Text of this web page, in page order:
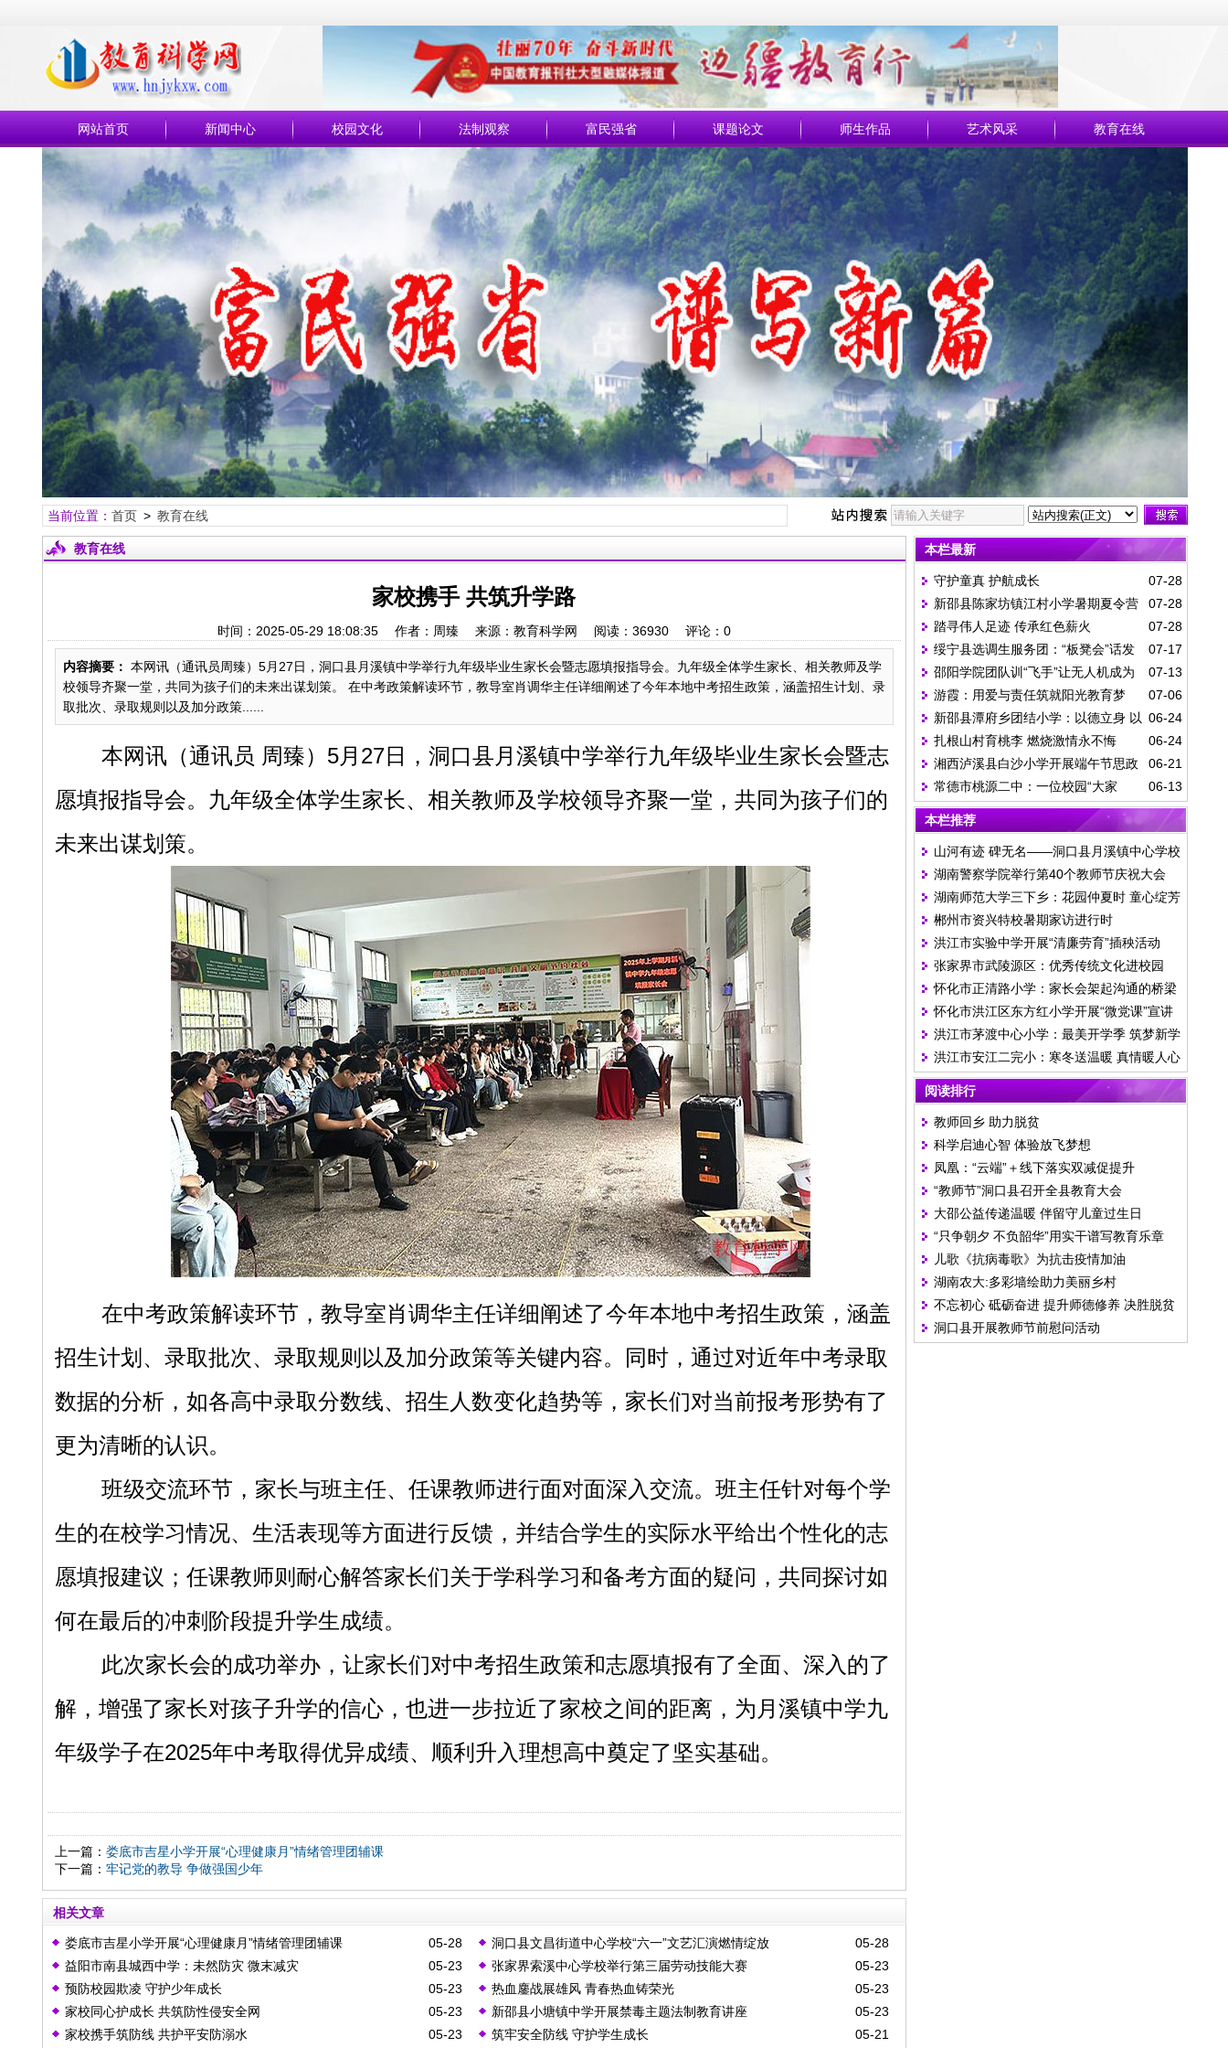
网站首页 新闻中心 校园文化 法制观察 富民强省 课题论文 师生作品 艺术风采 教育在线
当前位置： 首页> 教育在线
教育在线
家校携手 共筑升学路
时间：2025-05-29 18:08:35 作者：周臻 来源：教育科学网 阅读： 36930评论： 0
内容摘要： 本网讯（通讯员周臻）5月27日，洞口县月溪镇中学举行九年级毕业生家长会暨志愿填报指导会。九年级全体学生家长、相关教师及学
校领导齐聚一堂，共同为孩子们的未来出谋划策。 在中考政策解读环节，教导室肖调华主任详细阐述了今年本地中考招生政策，涵盖招生计划、录
取批次、录取规则以及加分政策......
本网讯（通讯员 周臻） 5月27日，洞口县月溪镇中学举行九年级毕业生家长会暨志
愿填报指导会。九年级全体学生家长、相关教师及学校领导齐聚一堂，共同为孩子们的
未来出谋划策。
在中考政策解读环节，教导室肖调华主任详细阐述了今年本地中考招生政策，涵盖
招生计划、录取批次、录取规则以及加分政策等关键内容。同时，通过对近年中考录取
数据的分析，如各高中录取分数线、招生人数变化趋势等，家长们对当前报考形势有了
更为清晰的认识。
班级交流环节，家长与班主任、任课教师进行面对面深入交流。班主任针对每个学
生的在校学习情况、生活表现等方面进行反馈，并结合学生的实际水平给出个性化的志
愿填报建议；任课教师则耐心解答家长们关于学科学习和备考方面的疑问，共同探讨如
何在最后的冲刺阶段提升学生成绩。
此次家长会的成功举办，让家长们对中考招生政策和志愿填报有了全面、深入的了
解，增强了家长对孩子升学的信心，也进一步拉近了家校之间的距离，为月溪镇中学九
年级学子在2025年中考取得优异成绩、顺利升入理想高中奠定了坚实基础。
上一篇： 娄底市吉星小学开展“心理健康月”情绪管理团辅课
下一篇： 牢记党的教导 争做强国少年
相关文章
05-28
娄底市吉星小学开展“心理健康月”情绪管理团辅课 05-28
洞口县文昌街道中心学校“六一”文艺汇演燃情绽放
05-23
益阳市南县城西中学：未然防灾 微末减灾 05-23
张家界索溪中心学校举行第三届劳动技能大赛
05-23
预防校园欺凌 守护少年成长 05-23
热血鏖战展雄风 青春热血铸荣光
05-23
家校同心护成长 共筑防性侵安全网 05-23
新邵县小塘镇中学开展禁毒主题法制教育讲座
05-23
家校携手筑防线 共护平安防溺水 05-21
筑牢安全防线 守护学生成长
本栏最新
07-28
守护童真 护航成长
07-28
新邵县陈家坊镇江村小学暑期夏令营
一日纪实
07-28
踏寻伟人足迹 传承红色薪火
07-17
绥宁县选调生服务团：“板凳会”话发
展 “院落会”守平安
07-13
邵阳学院团队训“飞手”让无人机成为
乡村振兴的“青春眼”
07-06
游霞：用爱与责任筑就阳光教育梦
06-24
新邵县潭府乡团结小学：以德立身 以
爱育人
06-24
扎根山村育桃李 燃烧激情永不悔
06-21
湘西泸溪县白沙小学开展端午节思政
教育活动
06-13
常德市桃源二中：一位校园“大家
长”的高考答卷
本栏推荐
山河有迹 碑无名——洞口县月溪镇中心学校
举行清明祭英烈活动
湖南警察学院举行第40个教师节庆祝大会
湖南师范大学三下乡：花园仲夏时 童心绽芳
华
郴州市资兴特校暑期家访进行时
洪江市实验中学开展“清廉劳育”插秧活动
张家界市武陵源区：优秀传统文化进校园
怀化市正清路小学：家长会架起沟通的桥梁
怀化市洪江区东方红小学开展“微党课”宣讲
活动
洪江市茅渡中心小学：最美开学季 筑梦新学
期
洪江市安江二完小：寒冬送温暖 真情暖人心
阅读排行
教师回乡 助力脱贫
科学启迪心智 体验放飞梦想
凤凰：“云端”＋线下落实双减促提升
“教师节”洞口县召开全县教育大会
大邵公益传递温暖 伴留守儿童过生日
“只争朝夕 不负韶华”用实干谱写教育乐章
儿歌《抗病毒歌》为抗击疫情加油
湖南农大:多彩墙绘助力美丽乡村
不忘初心 砥砺奋进 提升师德修养 决胜脱贫
攻坚
洞口县开展教师节前慰问活动